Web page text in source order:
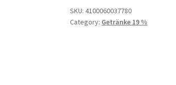
0,5l
quantity
SKU:4100060037780
Category: Getränke 19 %